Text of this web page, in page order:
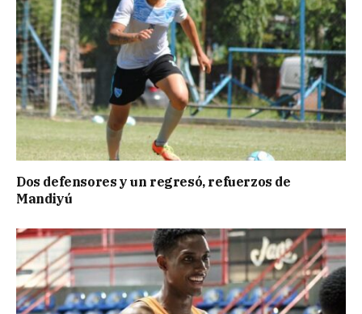
Dos defensores y un regresó, refuerzos de
Mandiyú